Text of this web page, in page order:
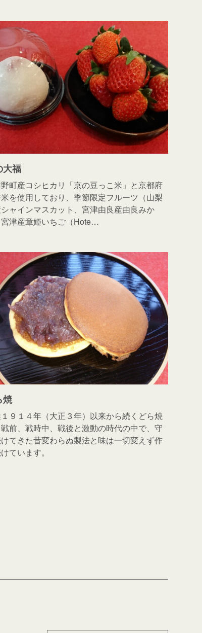
大福
町産コシヒカリ「京の豆っこ米」と京都府
を使用しており、季節限定フルーツ（山梨
ャインマスカット、宮津由良産由良みか
津産章姫いちご（Hote…
焼
９１４年（大正３年）以来から続くどら焼
前、戦時中、戦後と激動の時代の中で、守
けてきた昔変わらぬ製法と味は一切変えず作
ています。